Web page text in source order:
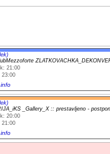
21:00
23:00
_Gallery_X :: prestavljeno -
20:00
21:00